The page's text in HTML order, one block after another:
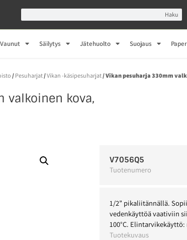
Haku
Vaunut Säilytys Jätehuolto Suojaus
/ Pesuharjat/Vikan -käsipesuharjat/ Vikan pesuharja 330mm
valkoinen kova,
V7056Q5
Tuotenumero
1/2” pikaliitännällä.
vedenkäyttöä vaativiin
100°C. Elintarvikekäyttö:
Tuotekuvaus